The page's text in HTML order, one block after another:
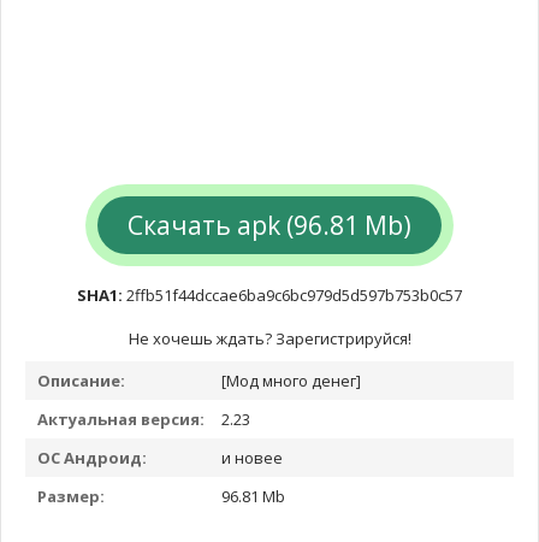
Скачать apk (96.81 Mb)
SHA1: 2ffb51f44dccae6ba9c6bc979d5d597b753b0c57
Не хочешь ждать? Зарегистрируйся!
Описание:
[Мод много денег]
Актуальная версия:
2.23
ОС Андроид:
и новее
Размер:
96.81 Mb